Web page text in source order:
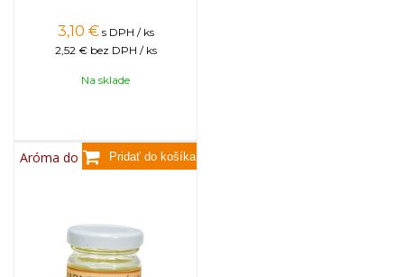
3,10 € s DPH / ks
2,52 € bez DPH / ks
Na sklade
Aróma do sviečok, 25g - med